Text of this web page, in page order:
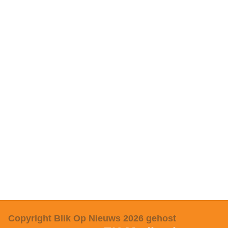
Copyright Blik Op Nieuws 2026 gehost